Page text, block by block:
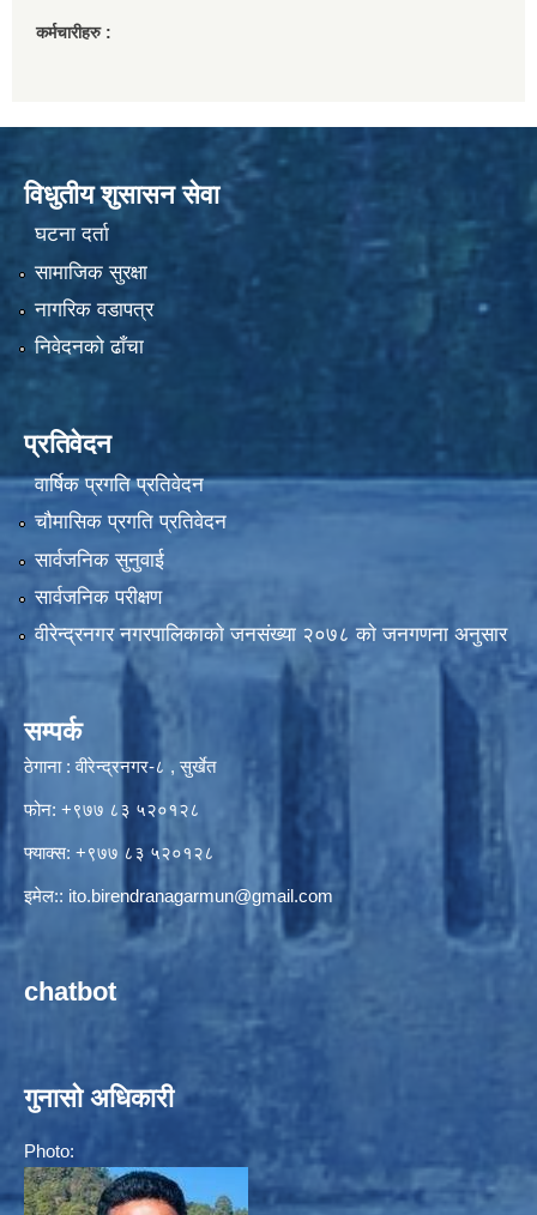
कर्मचारीहरु :
विधुतीय शुसासन सेवा
घटना दर्ता
सामाजिक सुरक्षा
नागरिक वडापत्र
निवेदनको ढाँचा
प्रतिवेदन
वार्षिक प्रगति प्रतिवेदन
चौमासिक प्रगति प्रतिवेदन
सार्वजनिक सुनुवाई
सार्वजनिक परीक्षण
वीरेन्द्रनगर नगरपालिकाकाे जनसंख्या २०७८ काे जनगणना अनुसार
सम्पर्क
ठेगाना : वीरेन्द्रनगर-८ , सुर्खेत
फोन: +९७७ ८३ ५२०१२८
फ्याक्स: +९७७ ८३ ५२०१२८
इमेल:: ito.birendranagarmun@gmail.com
chatbot
गुनासो अधिकारी
Photo: